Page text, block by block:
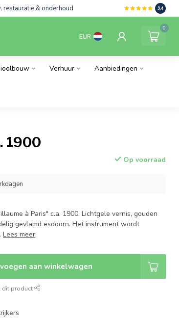
restauratie & onderhoud 9.4
EUR
0
Verhuur Aanbiedingen
1900
Op voorraad
à Paris" c.a. 1900. Lichtgele vernis, gouden
gevlamd esdoorn. Het instrument wordt
Lees meer.
aan winkelwagen
dit product